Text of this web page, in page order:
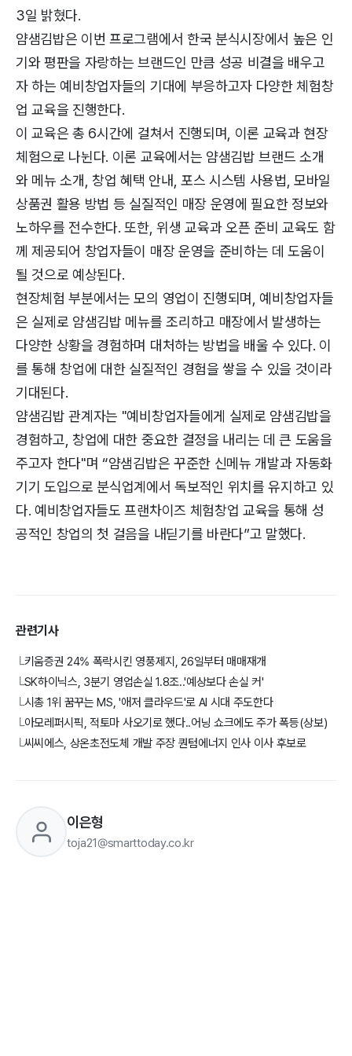
3일 밝혔다.
얌샘김밥은 이번 프로그램에서 한국 분식시장에서 높은 인
기와 평판을 자랑하는 브랜드인 만큼 성공 비결을 배우고
자 하는 예비창업자들의 기대에 부응하고자 다양한 체험창
업 교육을 진행한다.
이 교육은 총 6시간에 걸쳐서 진행되며, 이론 교육과 현장
체험으로 나뉜다. 이론 교육에서는 얌샘김밥 브랜드 소개
와 메뉴 소개, 창업 혜택 안내, 포스 시스템 사용법, 모바일
상품권 활용 방법 등 실질적인 매장 운영에 필요한 정보와
노하우를 전수한다. 또한, 위생 교육과 오픈 준비 교육도 함
께 제공되어 창업자들이 매장 운영을 준비하는 데 도움이
될 것으로 예상된다.
현장체험 부분에서는 모의 영업이 진행되며, 예비창업자들
은 실제로 얌샘김밥 메뉴를 조리하고 매장에서 발생하는
다양한 상황을 경험하며 대처하는 방법을 배울 수 있다. 이
를 통해 창업에 대한 실질적인 경험을 쌓을 수 있을 것이라
기대된다.
얌샘김밥 관계자는 "예비창업자들에게 실제로 얌샘김밥을
경험하고, 창업에 대한 중요한 결정을 내리는 데 큰 도움을
주고자 한다"며 “얌샘김밥은 꾸준한 신메뉴 개발과 자동화
기기 도입으로 분식업계에서 독보적인 위치를 유지하고 있
다. 예비창업자들도 프랜차이즈 체험창업 교육을 통해 성
공적인 창업의 첫 걸음을 내딛기를 바란다”고 말했다.
관련기사
└키움증권 24% 폭락시킨 영풍제지, 26일부터 매매재개
└SK하이닉스, 3분기 영업손실 1.8조..'예상보다 손실 커'
└시총 1위 꿈꾸는 MS, '애저 클라우드'로 AI 시대 주도한다
└아모레퍼시픽, 적토마 사오기로 했다..어닝 쇼크에도 주가 폭등(상보)
└씨씨에스, 상온초전도체 개발 주장 퀀텀에너지 인사 이사 후보로
이은형
toja21@smarttoday.co.kr